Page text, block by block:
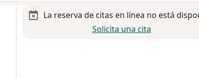
La reserva de citas en línea no está
Solicita una cita